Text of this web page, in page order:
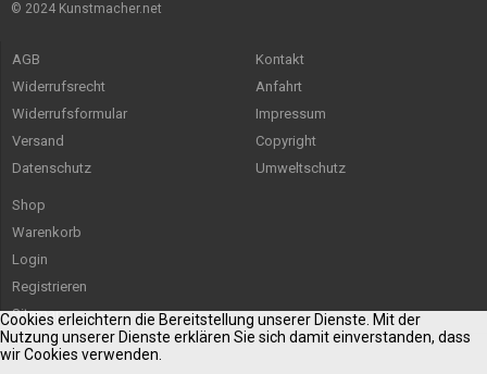
© 2024 Kunstmacher.net
AGB
Widerrufsrecht
Widerrufsformular
Versand
Datenschutz
Kontakt
Anfahrt
Impressum
Copyright
Umweltschutz
Shop
Warenkorb
Login
Registrieren
Sitemap
Cookies erleichtern die Bereitstellung unserer Dienste. Mit der
Nutzung unserer Dienste erklären Sie sich damit einverstanden, dass
wir Cookies verwenden.